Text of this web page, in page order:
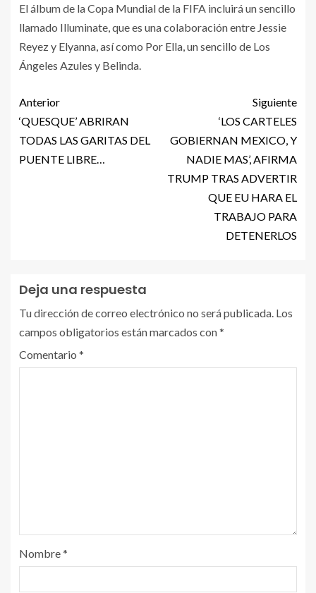
El álbum de la Copa Mundial de la FIFA incluirá un sencillo
llamado Illuminate, que es una colaboración entre Jessie
Reyez y Elyanna, así como Por Ella, un sencillo de Los
Ángeles Azules y Belinda.
Anterior
‘QUESQUE’ ABRIRAN
TODAS LAS GARITAS DEL
PUENTE LIBRE…
Siguiente
‘LOS CARTELES
GOBIERNAN MEXICO, Y
NADIE MAS’, AFIRMA
TRUMP TRAS ADVERTIR
QUE EU HARA EL
TRABAJO PARA
DETENERLOS
Deja una respuesta
Tu dirección de correo electrónico no será publicada. Los
campos obligatorios están marcados con*
Comentario *
Nombre*